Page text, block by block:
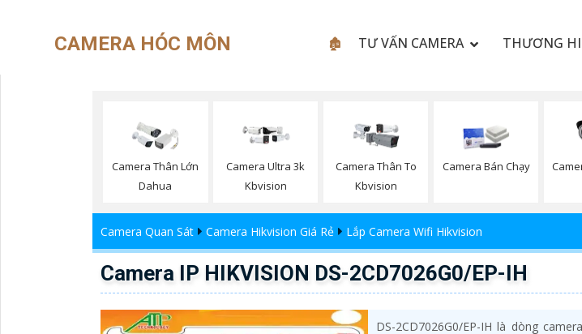
CAMERA HÓC MÔN 🏚 TƯ VẤN CAMERA THƯƠNG
Camera Thân Lớn
Dahua
Camera Ultra 3k
Kbvision
Camera Thân To
Kbvision
Camera Bán Chạy
Camera Quan Sát Camera Hikvision Giá Rẻ Lắp Camera Wifi Hikvision
Camera IP HIKVISION DS-2CD7026G0/EP-IH
DS-2CD7026G0/EP-IH là dòng